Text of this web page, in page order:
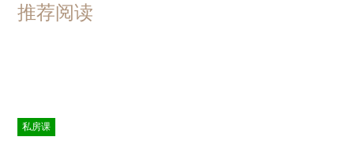
推荐阅读
私房课